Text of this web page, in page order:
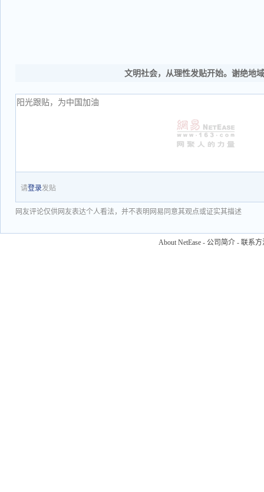
文明社会，从理性发贴开始。谢绝地
请登录发贴
网友评论仅供网友表达个人看法，并不表明网易同意其观点或证实其描述
About NetEase - 公司简介 - 联系方